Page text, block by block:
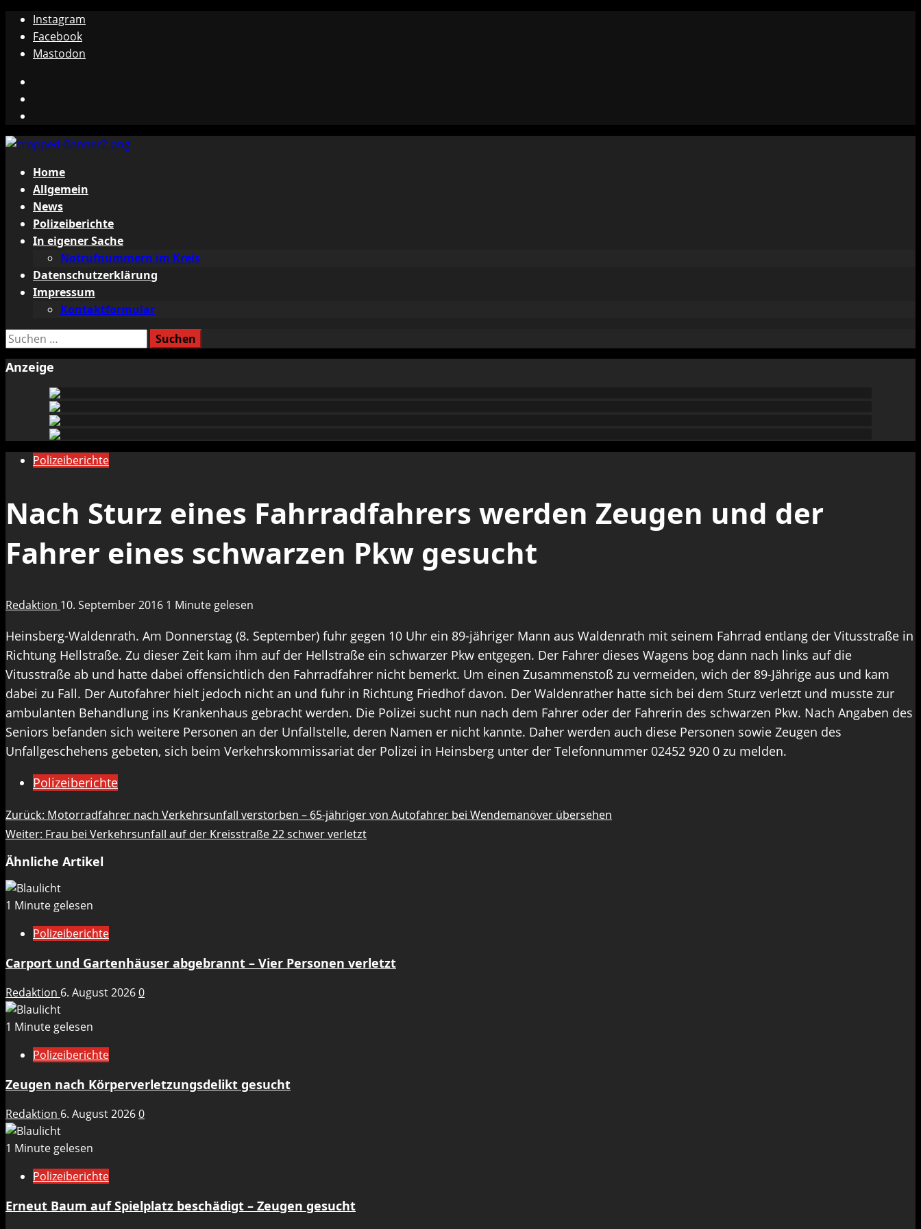
Zum
Inhalt
springen
Instagram
Facebook
Mastodon
Primäres
Menü
Home
Allgemein
News
Polizeiberichte
In eigener Sache
Notrufnummern im Kreis
Datenschutzerklärung
Impressum
Kontaktformular
Suchen
Anzeige
Polizeiberichte
Nach Sturz eines Fahrradfahrers werden Zeugen und der
Fahrer eines schwarzen Pkw gesucht
Redaktion 10. September 2016 1 Minute gelesen
Heinsberg-Waldenrath. Am Donnerstag (8. September) fuhr gegen 10 Uhr ein 89-jähriger Mann aus Waldenrath mit seinem Fahrrad entlang der Vitusstraße in
Richtung Hellstraße. Zu dieser Zeit kam ihm auf der Hellstraße ein schwarzer Pkw entgegen. Der Fahrer dieses Wagens bog dann nach links auf die
Vitusstraße ab und hatte dabei offensichtlich den Fahrradfahrer nicht bemerkt. Um einen Zusammenstoß zu vermeiden, wich der 89-Jährige aus und kam
dabei zu Fall. Der Autofahrer hielt jedoch nicht an und fuhr in Richtung Friedhof davon. Der Waldenrather hatte sich bei dem Sturz verletzt und musste zur
ambulanten Behandlung ins Krankenhaus gebracht werden. Die Polizei sucht nun nach dem Fahrer oder der Fahrerin des schwarzen Pkw. Nach Angaben des
Seniors befanden sich weitere Personen an der Unfallstelle, deren Namen er nicht kannte. Daher werden auch diese Personen sowie Zeugen des
Unfallgeschehens gebeten, sich beim Verkehrskommissariat der Polizei in Heinsberg unter der Telefonnummer 02452 920 0 zu melden.
Polizeiberichte
Beitragsnavigation
Zurück: Motorradfahrer nach Verkehrsunfall verstorben – 65-jähriger von Autofahrer bei Wendemanöver übersehen
Weiter: Frau bei Verkehrsunfall auf der Kreisstraße 22 schwer verletzt
Ähnliche Artikel
1 Minute gelesen
Polizeiberichte
Carport und Gartenhäuser abgebrannt – Vier Personen verletzt
Redaktion 6. August 20260
1 Minute gelesen
Polizeiberichte
Zeugen nach Körperverletzungsdelikt gesucht
Redaktion 6. August 20260
1 Minute gelesen
Polizeiberichte
Erneut Baum auf Spielplatz beschädigt – Zeugen gesucht